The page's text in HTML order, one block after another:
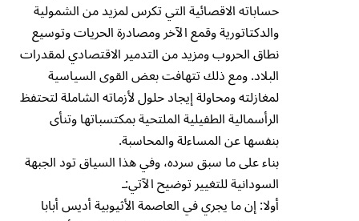
حساباته الاقصائية التي تكرس لمزيد من الشمولية
والدكتاتورية وقمع الآخر ومصادرة الحريات وتوسيع
نطاق الحروب ومزيد من التدمير الاقتصادي لمقدرات
البلاد. ومع ذلك تتهافت بعض القوى السياسية
لمغازلته ومحاولة إيجاد حلول لأزماته الشاملة لتحتفظ
الرأسمالية الطفيلية الملتحية بمكتسباتها وتنأى
بنفسها عن المساءلة والمحاسبة.
بناء على ما سبق سرده، وفي هذا السياق تود الجبهة
السودانية للتغيير توضيح الآتي:ـ
أولا: إن ما يجري في العاصمة الأثيوبية أديس أبابا